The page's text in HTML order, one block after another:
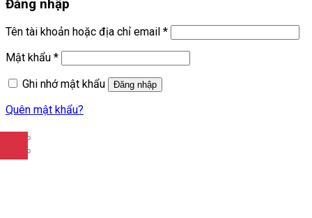
Đăng nhập
Tên tài khoản hoặc địa chỉ email *
Mật khẩu *
Ghi nhớ mật khẩu
Đăng nhập
Quên mật khẩu?